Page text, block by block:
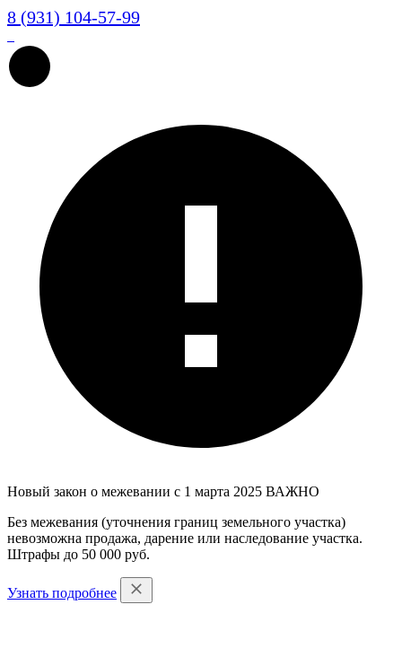
8 (931) 104-57-99
Новый закон о межевании с 1 марта 2025 ВАЖНО
Без межевания (уточнения границ земельного участка)
невозможна продажа, дарение или наследование участка.
Штрафы до 50 000 руб.
Узнать подробнее